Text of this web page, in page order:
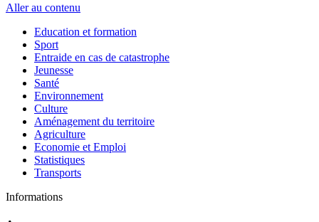
Aller au contenu
Education et formation
Sport
Entraide en cas de catastrophe
Jeunesse
Santé
Environnement
Culture
Aménagement du territoire
Agriculture
Economie et Emploi
Statistiques
Transports
Informations